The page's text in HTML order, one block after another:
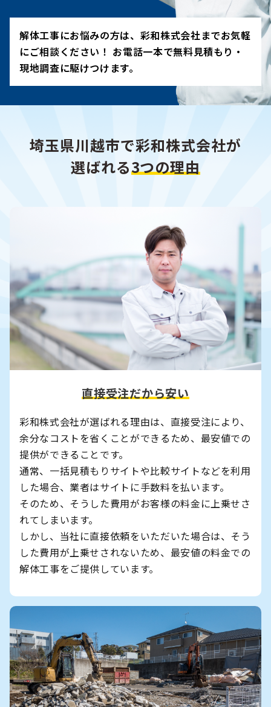
解体工事にお悩みの方は、彩和株式会社までお気軽
にご相談ください！ お電話一本で無料見積もり・
現地調査に駆けつけます。
埼玉県川越市で彩和株式会社が
選ばれる3つの理由
直接受注だから安い
彩和株式会社が選ばれる理由は、直接受注により、
余分なコストを省くことができるため、最安値での
提供ができることです。
通常、一括見積もりサイトや比較サイトなどを利用
した場合、業者はサイトに手数料を払います。
そのため、そうした費用がお客様の料金に上乗せさ
れてしまいます。
しかし、当社に直接依頼をいただいた場合は、そう
した費用が上乗せされないため、最安値の料金での
解体工事をご提供しています。